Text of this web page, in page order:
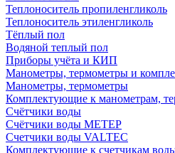
Теплоноситель пропиленгликоль
Теплоноситель этиленгликоль
Тёплый пол
Водяной теплый пол
Приборы учёта и КИП
Манометры, термометры и
Манометры, термометры
Комплектующие к манометрам,
Счётчики воды
Счётчики воды МЕТЕР
Счетчики воды VALTEC
Комплектующие к счетчикам